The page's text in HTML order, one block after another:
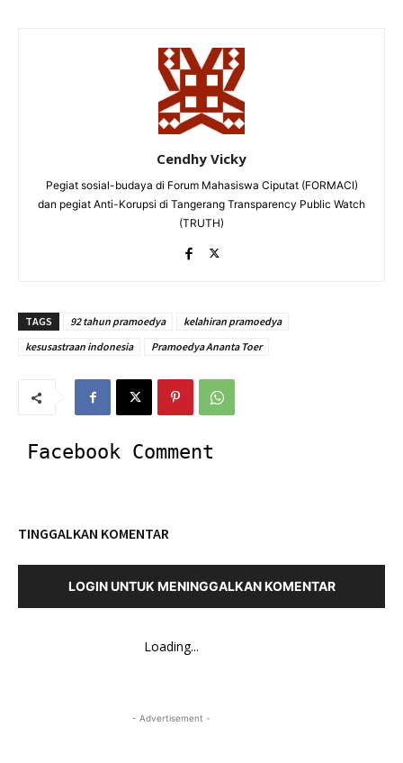
Cendhy Vicky
Pegiat sosial-budaya di Forum Mahasiswa Ciputat (FORMACI)
dan pegiat Anti-Korupsi di Tangerang Transparency Public Watch
(TRUTH)
TAGS 92 tahun pramoedya
kelahiran pramoedya
kesusastraan indonesia
Pramoedya Ananta Toer
Facebook Comment
TINGGALKAN KOMENTAR
LOGIN UNTUK MENINGGALKAN KOMENTAR
Loading...
- Advertisement -